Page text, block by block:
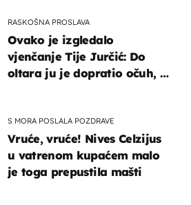
RASKOŠNA PROSLAVA
Ovako je izgledalo
vjenčanje Tije Jurčić: Do
oltara ju je dopratio očuh, a
S MORA POSLALA POZDRAVE
Vruće, vruće! Nives Celzijus
u vatrenom kupaćem malo
je toga prepustila mašti